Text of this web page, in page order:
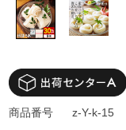
商品番号 z-Y-k-15